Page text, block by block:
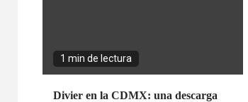
1 min de lectura
Divier en la CDMX: una descarga